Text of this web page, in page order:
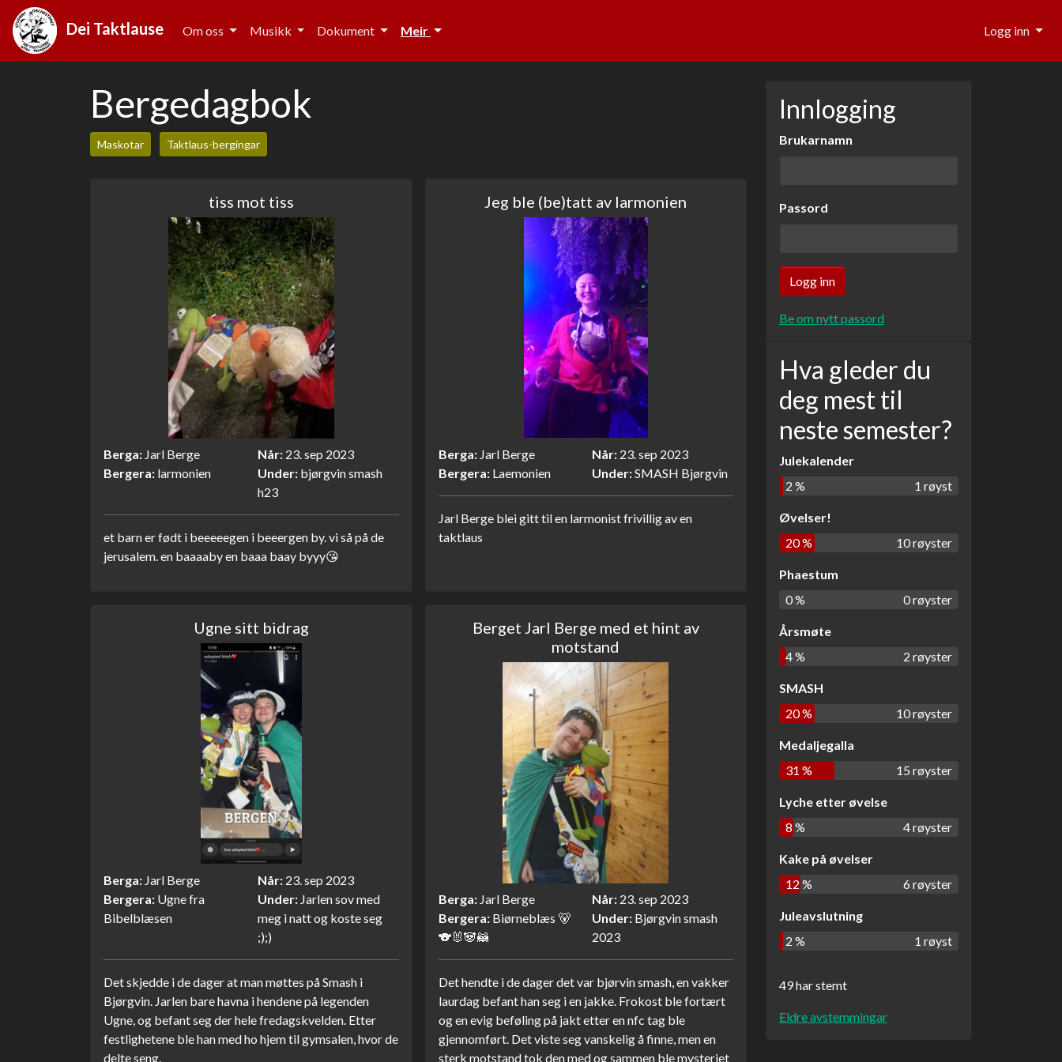
Dei Taktlause Om oss Musikk Dokument Meir Logg inn
Bergedagbok
Maskotar Taktlaus-bergingar
tiss mot tiss
Berga Jarl Berge
Bergera larmonien
Når 23. sep 2023
Under bjørgvin smash
h23
et barn er født i beeeeegen i beeergen by. vi så på de
jerusalem. en baaaaby en baaa baay byyy😘
Jeg ble (be)tatt av larmonien
Berga Jarl Berge
Bergera Laemonien
Når 23. sep 2023
Under SMASH Bjørgvin
Jarl Berge blei gitt til en larmonist frivillig av en
taktlaus
Ugne sitt bidrag
Berga Jarl Berge
Bergera Ugne fra
Bibelblæsen
Når 23. sep 2023
Under Jarlen sov med
meg i natt og koste seg
;);)
Det skjedde i de dager at man møttes på Smash i
Bjørgvin. Jarlen bare havna i hendene på legenden
Ugne, og befant seg der hele fredagskvelden. Etter
festlighetene ble han med ho hjem til gymsalen, hvor de
delte seng.
Berget Jarl Berge med et hint av
motstand
Berga Jarl Berge
Bergera Biørneblæs 🐻
🐨🐰🐼🦝
Når 23. sep 2023
Under Bjørgvin smash
2023
Det hendte i de dager det var bjørvin smash, en vakker
laurdag befant han seg i en jakke. Frokost ble fortært
og en evig beføling på jakt etter en nfc tag ble
gjennomført. Det viste seg vanskelig å finne, men en
sterk motstand tok den med og sammen ble mysteriet
Innlogging
Brukarnamn
Passord
Be om nytt passord
Hva gleder du
deg mest til
neste semester?
Julekalender
2 %
1 røyst
Øvelser!
20 %
10 røyster
Phaestum
0 %
0 røyster
Årsmøte
4 %
2 røyster
SMASH
20 %
10 røyster
Medaljegalla
31 %
15 røyster
Lyche etter øvelse
8 %
4 røyster
Kake på øvelser
12 %
6 røyster
Juleavslutning
2 %
1 røyst
49 har stemt
Eldre avstemmingar